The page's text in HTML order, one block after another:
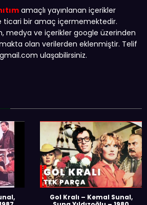
amaçlı yayınlanan içerikler
ticari bir amaç içermemektedir.
medya ve içerikler google üzerinden
olan verilerden eklenmiştir. Telif
ulaşabilirsiniz.
Gol Kralı – Kemal Sunal,